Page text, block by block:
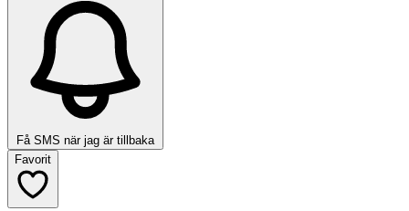
Få SMS när jag är tillbaka
Favorit